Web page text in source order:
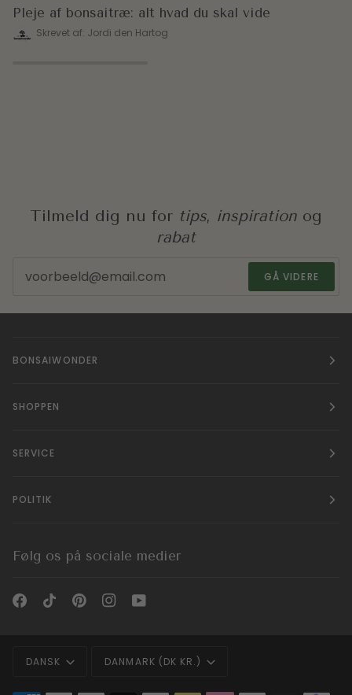
Pleje af bonsaitræ: alt hvad du skal vide
Skrevet af: Jordi den Hartog
Tilmeld dig nu for tips, inspiration og
rabat
GÅ VIDERE
BONSAIWONDER
SHOPPEN
SERVICE
POLITIK
Følg os på sociale medier
DANSK DANMARK (DK KR.)